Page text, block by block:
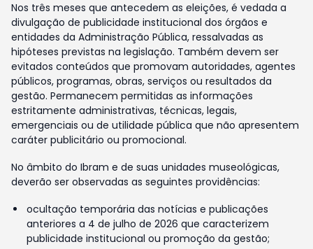
Nos três meses que antecedem as eleições, é vedada a
divulgação de publicidade institucional dos órgãos e
entidades da Administração Pública, ressalvadas as
hipóteses previstas na legislação. Também devem ser
evitados conteúdos que promovam autoridades, agentes
públicos, programas, obras, serviços ou resultados da
gestão. Permanecem permitidas as informações
estritamente administrativas, técnicas, legais,
emergenciais ou de utilidade pública que não apresentem
caráter publicitário ou promocional.
No âmbito do Ibram e de suas unidades museológicas,
deverão ser observadas as seguintes providências:
ocultação temporária das notícias e publicações
anteriores a 4 de julho de 2026 que caracterizem
publicidade institucional ou promoção da gestão;